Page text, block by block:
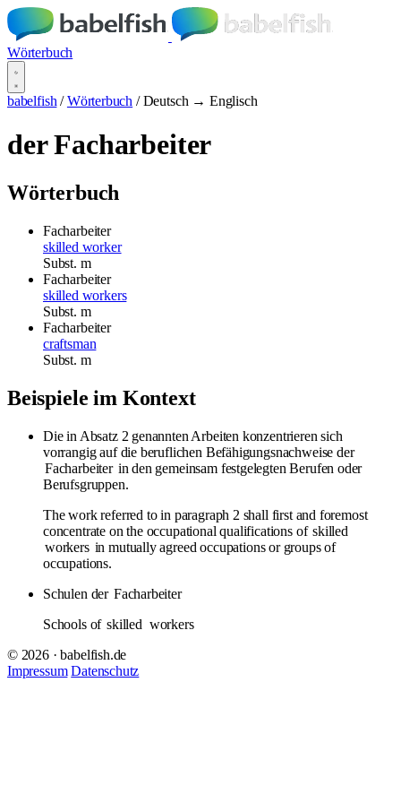
Wörterbuch
babelfish / Wörterbuch / Deutsch → Englisch
der Facharbeiter
Wörterbuch
Facharbeiter
skilled worker
Subst. m
Facharbeiter
skilled workers
Subst. m
Facharbeiter
craftsman
Subst. m
Beispiele im Kontext
Die in Absatz 2 genannten Arbeiten konzentrieren sich
vorrangig auf die beruflichen Befähigungsnachweise der
Facharbeiter in den gemeinsam festgelegten Berufen oder
Berufsgruppen.
The work referred to in paragraph 2 shall first and foremost
concentrate on the occupational qualifications of skilled
workers in mutually agreed occupations or groups of
occupations.
Schulen der Facharbeiter
Schools of skilled workers
© 2026 · babelfish.de
Impressum Datenschutz